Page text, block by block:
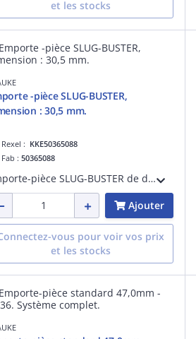
et les stocks
-pièce SLUG-BUSTER,
: 30,5 mm.
: KKE50365088
: 50365088
Emporte-pièce SLUG-BUSTER de diamètre 30,5mm. Système comprenant un axe avec butée à billes, le poinçon et la matrice de diamètre 30,5mm pour une utilisation manuelle ou hydraulique
Ajouter
vous pour voir vos prix
et les stocks